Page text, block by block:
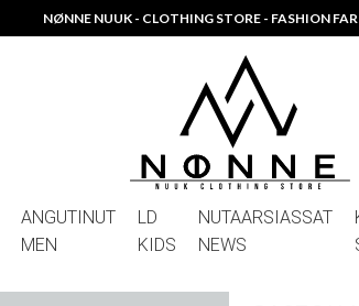
NØNNE NUUK - CLOTHING STORE - FASHION
ANGUTINUT
MEN
LD
KIDS
NUTAARSIASSAT
NEWS